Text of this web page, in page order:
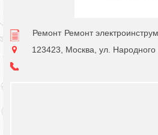
Ремонт Ремонт
123423, Москва, ул.